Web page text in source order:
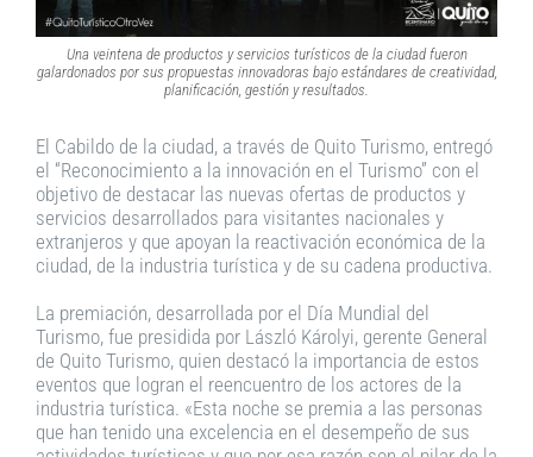
Una veintena de productos y servicios turísticos de la ciudad fueron
galardonados por sus propuestas innovadoras bajo estándares de creatividad,
planificación, gestión y resultados.
El Cabildo de la ciudad, a través de Quito Turismo, entregó
el “Reconocimiento a la innovación en el Turismo” con el
objetivo de destacar las nuevas ofertas de productos y
servicios desarrollados para visitantes nacionales y
extranjeros y que apoyan la reactivación económica de la
ciudad, de la industria turística y de su cadena productiva.
La premiación, desarrollada por el Día Mundial del
Turismo, fue presidida por László Károlyi, gerente General
de Quito Turismo, quien destacó la importancia de estos
eventos que logran el reencuentro de los actores de la
industria turística. «Esta noche se premia a las personas
que han tenido una excelencia en el desempeño de sus